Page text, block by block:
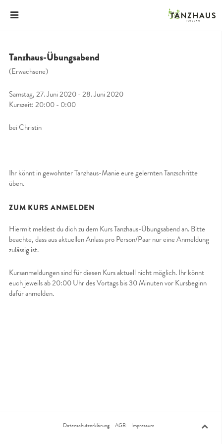
Tanzhaus-Übungsabend
(Erwachsene)
Samstag, 27. Juni 2020 - 28. Juni 2020
Kurszeit: 20:00 - 0:00
bei Christin
Ihr könnt in gewohnter Tanzhaus-Manie eure gelernten Tanzschritte
üben.
ZUM KURS ANMELDEN
Hiermit meldest du dich zu dem Kurs Tanzhaus-Übungsabend an. Bitte
beachte, dass aus aktuellen Anlass pro Person/Paar nur eine Anmeldung
zulässig ist.
Kursanmeldungen sind für diesen Kurs aktuell nicht möglich. Ihr könnt
euch jeweils ab 20:00 Uhr des Vortags bis 30 Minuten vor Kursbeginn
dafür anmelden.
Datenschutzerklärung AGB Impressum